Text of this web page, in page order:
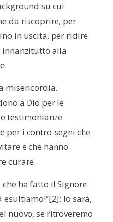
su cui
da riscoprire, per
in uscita, per ridire
innanzitutto alla
a Dio per le
testimonianze
per i contro-segni che
e che hanno
curare.
ha fatto il Signore:
esultiamo!”[2]; lo sarà,
nuovo, se ritroveremo